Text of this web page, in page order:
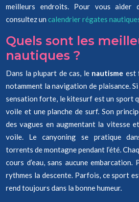
meilleurs endroits. Pour vous aider
consultez un calendrier régates
Quels sont les
nautiques ?
Dans la plupart de cas, lenautisme est
notamment la navigation de plaisance.
sensation forte, le kitesurf est un sport
voile et une planche de surf. Son
des vagues en augmentant la vitesse
voile. Le canyoning se pratique
torrents de montagne pendant l’été.
cours d’eau, sans aucune embarcation.
rythmes la descente. Parfois, ce sport
rend toujours dans la bonne humeur.